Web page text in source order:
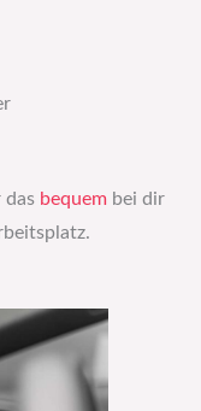
das bequem bei dir